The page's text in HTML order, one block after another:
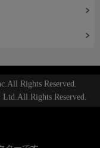
Rights Reserved.
Rights Reserved.